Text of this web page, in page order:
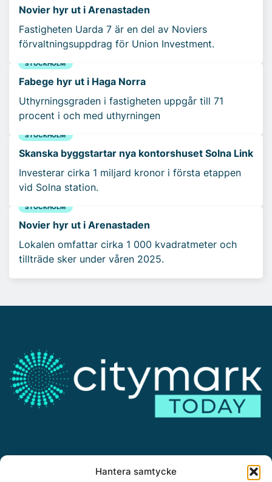
Hantera samtycke
Novier hyr ut i Arenastaden
Fastigheten Uarda 7 är en del av Noviers
förvaltningsuppdrag för Union Investment.
STOCKHOLM
Fabege hyr ut i Haga Norra
Uthyrningsgraden i fastigheten uppgår till 71
procent i och med uthyrningen
STOCKHOLM
Skanska byggstartar nya kontorshuset Solna Link
Investerar cirka 1 miljard kronor i första etappen
vid Solna station.
STOCKHOLM
Novier hyr ut i Arenastaden
Lokalen omfattar cirka 1 000 kvadratmeter och
tillträde sker under våren 2025.